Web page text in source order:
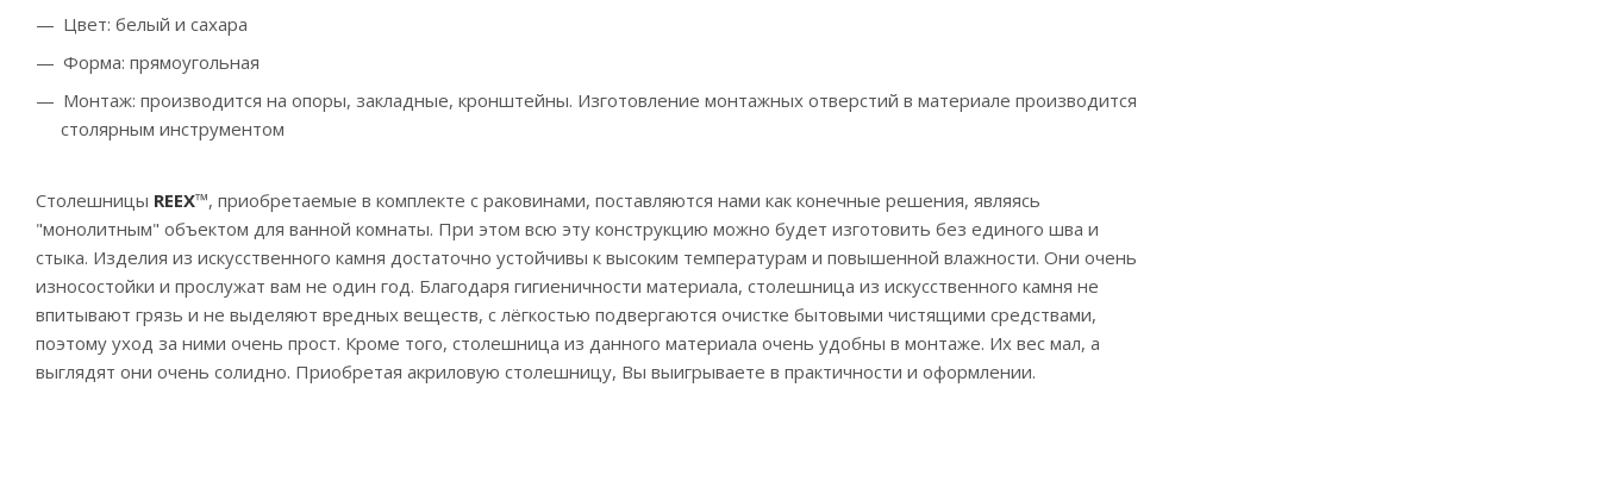
Цвет: белый и сахара
Форма: прямоугольная
Монтаж: производится на опоры, закладные, кронштейны. Изготовление монтажных отверстий в материале производится
столярным инструментом
Столешницы REEX™, приобретаемые в комплекте с раковинами, поставляются нами как конечные решения, являясь
"монолитным" объектом для ванной комнаты. При этом всю эту конструкцию можно будет изготовить без единого шва и
стыка. Изделия из искусственного камня достаточно устойчивы к высоким температурам и повышенной влажности. Они очень
износостойки и прослужат вам не один год. Благодаря гигиеничности материала, столешница из искусственного камня не
впитывают грязь и не выделяют вредных веществ, с лёгкостью подвергаются очистке бытовыми чистящими средствами,
поэтому уход за ними очень прост. Кроме того, столешница из данного материала очень удобны в монтаже. Их вес мал, а
выглядят они очень солидно. Приобретая акриловую столешницу, Вы выигрываете в практичности и оформлении.